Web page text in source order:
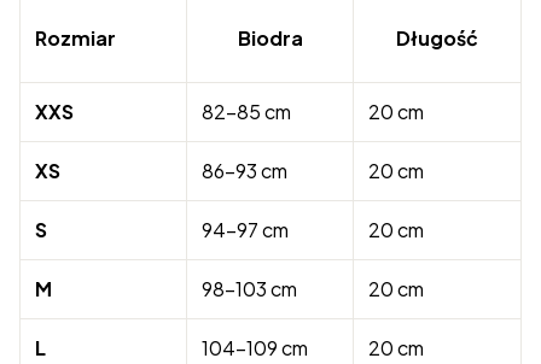
Rozmiar Biodra Długość
XXS 82-85 cm 20 cm
XS 86-93 cm 20 cm
S 94-97 cm 20 cm
M 98-103 cm 20 cm
L 104-109 cm 20 cm